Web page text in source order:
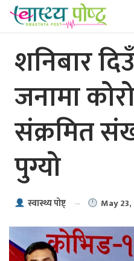
शनिबार
जनामा
संक्रमित
पुग्यो
स्वास्थ्य पाेष्ट् May